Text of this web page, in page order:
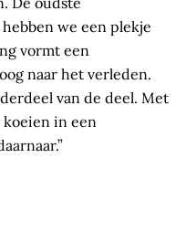
we een plekje
vormt een
naar het verleden.
van de deel. Met
in een